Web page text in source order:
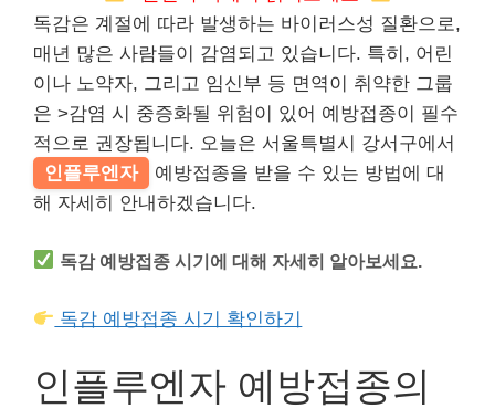
독감은 계절에 따라 발생하는 바이러스성 질환으로,
매년 많은 사람들이 감염되고 있습니다. 특히, 어린
이나 노약자, 그리고 임신부 등 면역이 취약한 그룹
은 >감염 시 중증화될 위험이 있어 예방접종이 필수
적으로 권장됩니다. 오늘은 서울특별시 강서구에서
인플루엔자
예방접종을 받을 수 있는 방법에 대
해 자세히 안내하겠습니다.
독감 예방접종 시기에 대해 자세히 알아보세요.
독감 예방접종 시기 확인하기
인플루엔자 예방접종의